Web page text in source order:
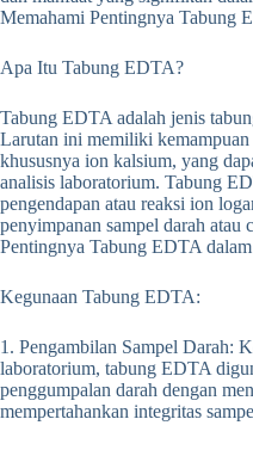
Memahami Pentingnya Tabung
Apa Itu Tabung EDTA?
Tabung EDTA adalah jenis
Larutan ini memiliki
khususnya ion kalsium, yang
analisis laboratorium. Tabung
pengendapan atau reaksi ion
penyimpanan sampel darah
Pentingnya Tabung EDTA
Kegunaan Tabung EDTA:
1. Pengambilan Sampel Darah:
laboratorium, tabung EDTA
penggumpalan darah dengan
mempertahankan integritas